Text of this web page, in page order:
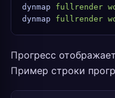
dynmap fullrender
dynmap fullrender
Прогресс
Пример строки